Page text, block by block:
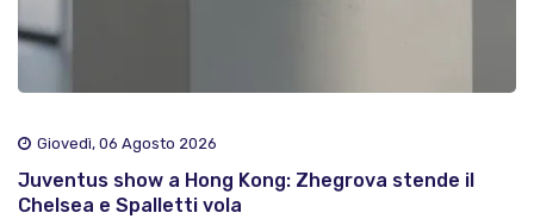
Giovedì, 06 Agosto 2026
Juventus show a Hong Kong: Zhegrova stende il
Chelsea e Spalletti vola